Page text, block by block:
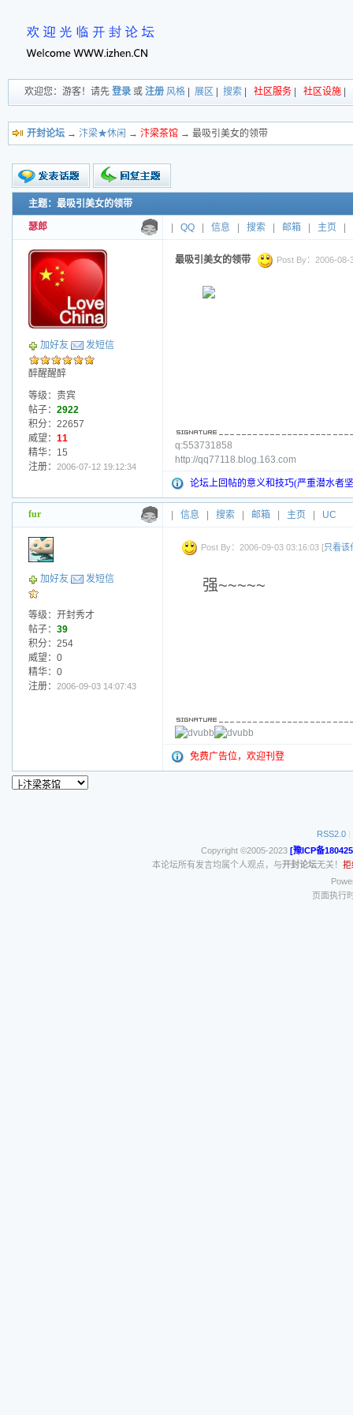
欢迎您：游客！请先 登录 或 注册 风格 展区 搜索 社区服务 社区设施
开封论坛 → 汴梁★休闲 → 汴梁茶馆 → 最吸引美女的领带
新的主题
投票帖
交易帖
小字报
主题：最吸引美女的领带
瑟郎 QQ 信息 搜索 邮箱 主页
加好友 发短信
醉醒醒醉
等级：贵宾
帖子： 2922
积分：22657
威望： 11
精华：15
注册： 2006-07-12 19:12:34
最吸引美女的领带 Post By：2006-08-
q:553731858
http://qq77118.blog.163.com
论坛上回帖的意义和技巧(严重潜水者
fur 信息 搜索 邮箱 主页 UC
加好友 发短信
等级：开封秀才
帖子： 39
积分：254
威望：0
精华：0
注册： 2006-09-03 14:07:43
Post By：2006-09-03 03:16:03 [只看该
强~~~~~
免费广告位，欢迎刊登
RSS2.0 |
Copyright ©2005-2023 [豫ICP备
本论坛所有发言均属个人观点，与开封论坛无关！ 拒
页面执行